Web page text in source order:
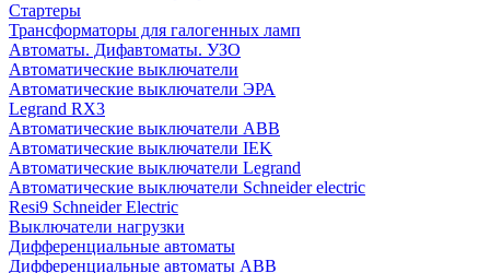
Стартеры
Трансформаторы для галогенных ламп
Автоматы. Дифавтоматы. УЗО
Автоматические выключатели
Автоматические выключатели ЭРА
Legrand RX3
Автоматические выключатели ABB
Автоматические выключатели IEK
Автоматические выключатели Legrand
Автоматические выключатели Schneider electric
Resi9 Schneider Electric
Выключатели нагрузки
Дифференциальные автоматы
Дифференциальные автоматы ABB